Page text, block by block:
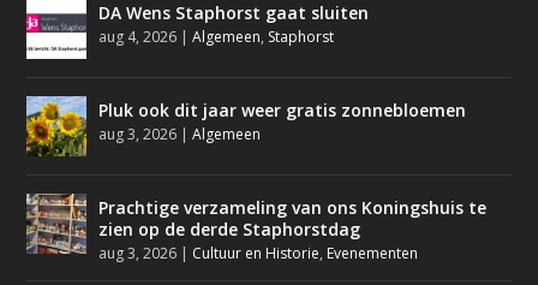
DA Wens Staphorst gaat sluiten
aug 4, 2026 |Algemeen, Staphorst
Pluk ook dit jaar weer gratis zonnebloemen
aug 3, 2026 |Algemeen
Prachtige verzameling van ons Koningshuis te
zien op de derde Staphorstdag
aug 3, 2026 | Cultuur en Historie, Evenementen